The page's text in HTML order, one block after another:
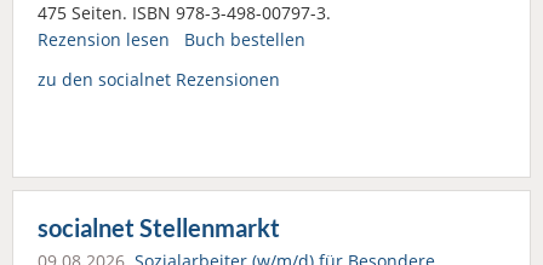
475 Seiten. ISBN 978-3-498-00797-3.
Rezension lesen
Buch bestellen
zu den socialnet Rezensionen
socialnet Stellenmarkt